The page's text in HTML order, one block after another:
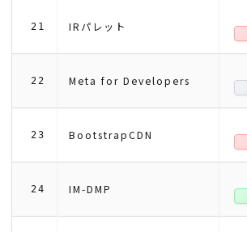
21 IRパレット
22 Meta for Developers
23 BootstrapCDN
24 IM-DMP